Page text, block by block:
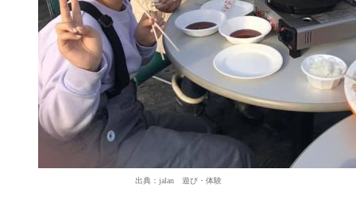
出典：jalan 遊び・体験